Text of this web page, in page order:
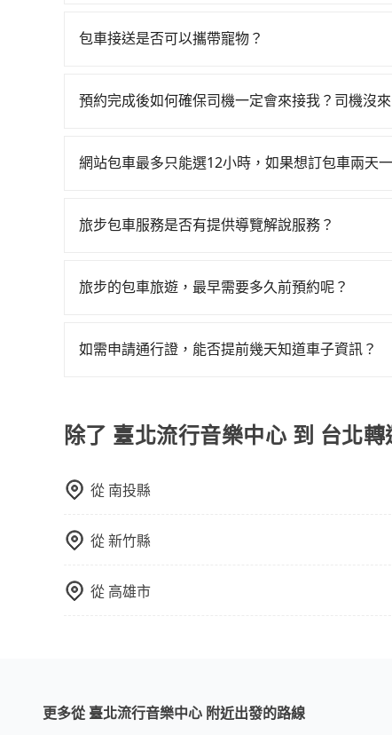
都需自付。再者，和運的iRent只提供最基本的
爾也會遇到明明已經預約了時間但上一位用戶卻
到車，也可考慮打電話至臺北流行音樂中心附近
能事先預約且品質穩定的tripool，可能更適合你。
包車接送是否可以攜帶寵物？
寵物同行。且為了行程安全，請勿將寵物抱出來
預約完成後如何確保司機一定會來接我？司機沒
提供司機的姓名、電話、車牌、車型等資訊，如
網站包車最多只能選12小時，如果想訂包車兩天
行程。另外，目前旅步只提供接送服務，暫不提供
旅步包車服務是否有提供導覽解說服務？
booking@tripool.app聯繫我們，將有專人協助回
旅步的包車旅遊，最早需要多久前預約呢？
不妨趁早訂購，享受更划算的價格。
如需申請通行證，能否提前幾天知道車子資訊？
事先將您的需求寄至旅步的客服信箱：
除了 臺北流行音樂中心 到 台北
從 南投縣
從新竹縣
從 高雄市
更多從 臺北流行音樂中心 附近出發的路線